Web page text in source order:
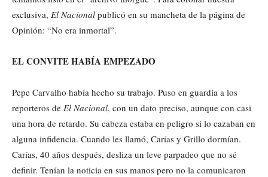
exclusiva, El Nacional publicó en su mancheta de la página de
Opinión: “No era inmortal”.
EL CONVITE HABÍA EMPEZADO
Pepe Carvalho había hecho su trabajo. Puso en guardia a los
reporteros de El Nacional, con un dato preciso, aunque con casi
una hora de retardo. Su cabeza estaba en peligro si lo cazaban en
alguna infidencia. Cuando les llamó, Carías y Grillo dormían.
Carías, 40 años después, desliza un leve parpadeo que no sé
definir. Tenían la noticia en sus manos pero no la comunicaron